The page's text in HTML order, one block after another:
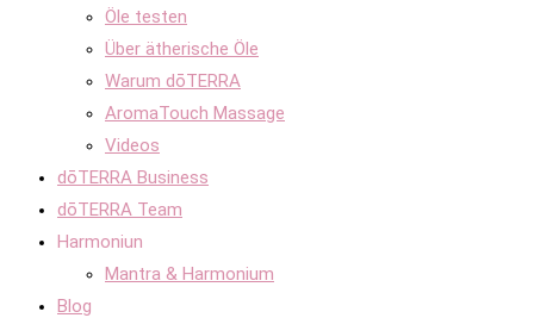
Öle testen
Über ätherische Öle
Warum dōTERRA
AromaTouch Massage
Videos
dōTERRA Business
dōTERRA Team
Harmoniun
Mantra & Harmonium
Blog